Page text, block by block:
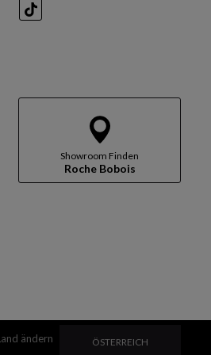
Showroom Finden
Roche Bobois
TikTok
ändern LAND ÄNDERN
ÖSTERREICH